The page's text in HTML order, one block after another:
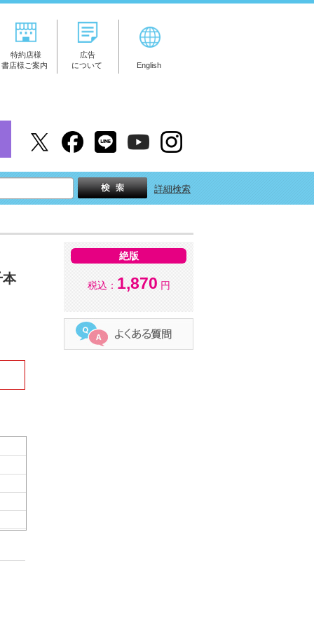
特約店様
書店様ご案内
広告
について
English
詳細検索
本
絶版
税込： 1,870 円